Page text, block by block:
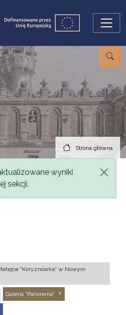
Strona główna
wyniki
sekcji.
"Koryznówka" w Nowym
Galeria "Panorama"